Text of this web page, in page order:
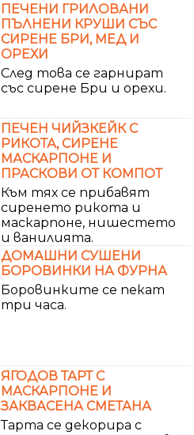
ПЕЧЕНИ ГРИЛОВАНИ
ПЪЛНЕНИ КРУШИ СЪС
СИРЕНЕ БРИ, МЕД И
ОРЕХИ
След това се гарнират
със сирене Бри и орехи.
ПЕЧЕН ЧИЙЗКЕЙК С
РИКОТА, СИРЕНЕ
МАСКАРПОНЕ И
ПРАСКОВИ ОТ КОМПОТ
Към тях се прибавят
сиренето рикота и
маскарпоне, нишестето
и ванилията.
ДОМАШНИ СУШЕНИ
БОРОВИНКИ НА ФУРНА
Боровинките се пекат
три часа.
ЯГОДОВ ТАРТ С
МАСКАРПОНЕ И
ЗАКВАСЕНА СМЕТАНА
Тарта се декорира с